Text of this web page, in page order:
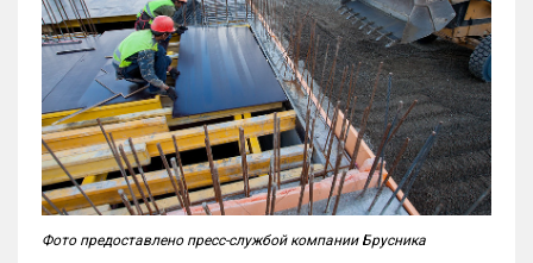
Фото предоставлено пресс-службой компании Брусника